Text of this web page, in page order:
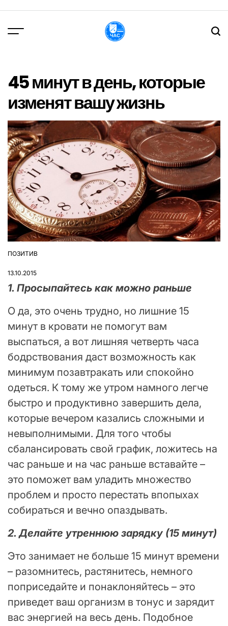
вмісту
45 минут в день, которые
изменят вашу жизнь
ОПУБЛІКУВАТИ
ПОЗИТИВ
13.10.2015
1. Просыпайтесь как можно раньше
О да, это очень трудно, но лишние 15
минут в кровати не помогут вам
выспаться, а вот лишняя четверть часа
бодрствования даст возможность как
минимум позавтракать или спокойно
одеться. К тому же утром намного легче
быстро и продуктивно завершить дела,
которые вечером казались сложными и
невыполнимыми. Для того чтобы
сбалансировать свой график, ложитесь на
час раньше и на час раньше вставайте –
это поможет вам уладить множество
проблем и просто перестать впопыхах
собираться и вечно опаздывать.
2. Делайте утреннюю зарядку (15 минут)
Это занимает не больше 15 минут времени
– разомнитесь, растянитесь, немного
поприседайте и понаклоняйтесь – это
приведет ваш организм в тонус и зарядит
вас энергией на весь день. Подобное